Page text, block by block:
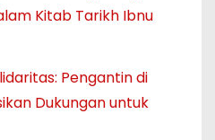
Kitab Tarikh Ibnu
Pengantin di
Dukungan untuk